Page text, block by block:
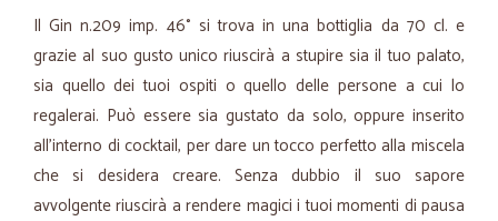
Il Gin n.209 imp. 46° si trova in una bottiglia da 70 cl. e
grazie al suo gusto unico riuscirà a stupire sia il tuo palato,
sia quello dei tuoi ospiti o quello delle persone a cui lo
regalerai. Può essere sia gustato da solo, oppure inserito
all’interno di cocktail, per dare un tocco perfetto alla miscela
che si desidera creare. Senza dubbio il suo sapore
avvolgente riuscirà a rendere magici i tuoi momenti di pausa